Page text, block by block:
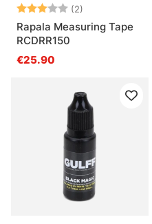
Arvio: (2)
3.0 5:sta
Rapala Measuring Tape
RCDRR150
€25.90